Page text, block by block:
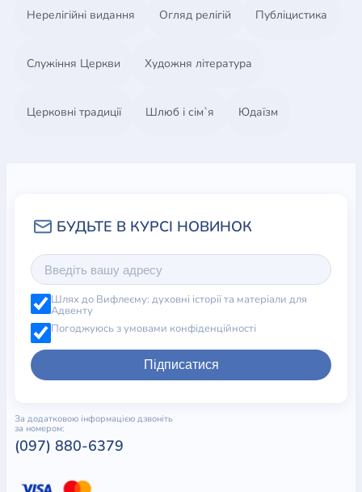
Нерелігійні видання Огляд релігій Публіцистика
Служіння Церкви Художня література
Церковні традиції Шлюб і сім`я Юдаїзм
Шлях до Вифлеєму: духовні історії та матеріали для
Адвенту
Погоджуюсь з умовами конфіденційності
Підписатися
За додатковою інформацією дзвоніть
за номером:
(097) 880-6379